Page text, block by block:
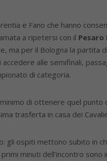
e Fano che hanno
a ripetersi con il Pesaro
ma per il Bologna la partita
alle semifinali,
di categoria.
di ottenere quel
trasferta in casa dei
gli ospiti mettono subito in
minuti dell’incontro